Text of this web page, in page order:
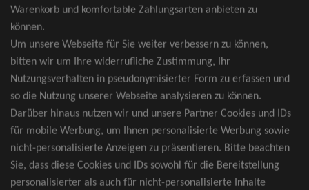
werden.
wider Erwarten doch nicht verfügbar
sein, erhalten Sie von uns Tickets für die
nächst bessere Kategorie. Und das
kostenfrei und völlig automatisch.
TOP-Events
Warenkorb und komfortable Zahlungsarten anbieten zu
können.
Um unsere Webseite für Sie weiter verbessern zu können,
bitten wir um Ihre widerrufliche Zustimmung, Ihr
Nutzungsverhalten in pseudonymisierter Form zu erfassen und
so die Nutzung unserer Webseite analysieren zu können.
Darüber hinaus nutzen wir und unsere Partner Cookies und IDs
für mobile Werbung, um Ihnen personalisierte Werbung sowie
nicht-personalisierte Anzeigen zu präsentieren. Bitte beachten
Sie, dass diese Cookies und IDs sowohl für die Bereitstellung
personalisierter als auch für nicht-personalisierte Inhalte